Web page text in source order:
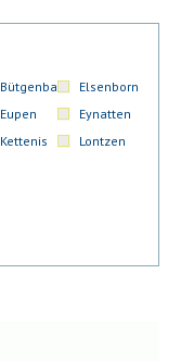
Bütgenbach
Elsenborn
Eupen
Eynatten
Kettenis
Lontzen